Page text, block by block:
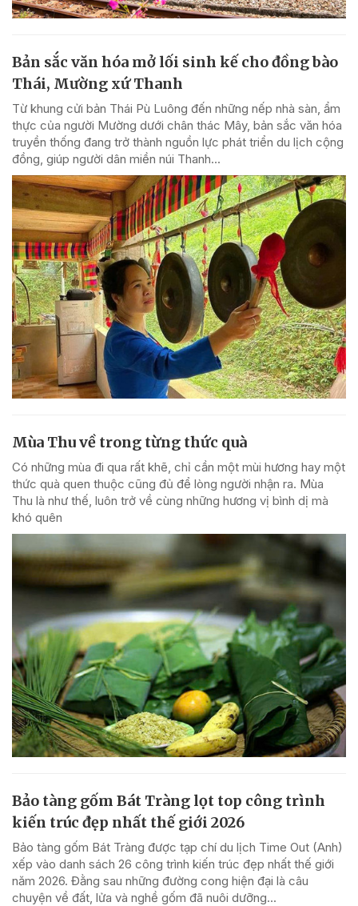
Bản sắc văn hóa mở lối sinh kế cho đồng bào
Thái, Mường xứ Thanh
Từ khung cửi bản Thái Pù Luông đến những nếp nhà sàn, ẩm
thực của người Mường dưới chân thác Mây, bản sắc văn hóa
truyền thống đang trở thành nguồn lực phát triển du lịch cộng
đồng, giúp người dân miền núi Thanh...
Mùa Thu về trong từng thức quà
Có những mùa đi qua rất khẽ, chỉ cần một mùi hương hay một
thức quà quen thuộc cũng đủ để lòng người nhận ra. Mùa
Thu là như thế, luôn trở về cùng những hương vị bình dị mà
khó quên
Bảo tàng gốm Bát Tràng lọt top công trình
kiến trúc đẹp nhất thế giới 2026
Bảo tàng gốm Bát Tràng được tạp chí du lịch Time Out (Anh)
xếp vào danh sách 26 công trình kiến trúc đẹp nhất thế giới
năm 2026. Đằng sau những đường cong hiện đại là câu
chuyện về đất, lửa và nghề gốm đã nuôi dưỡng...